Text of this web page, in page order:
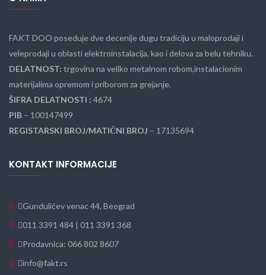
FAKT DOO poseduje dve decenije dugu tradiciju u maloprodaji i
veleprodaji u oblasti elektroinstalacija, kao i delova za belu tehniku.
DELATNOST: trgovina na veliko metalnom robom,instalacionim
materijalima opremom i priborom za grejanje.
ŠIFRA DELATNOSTI : 4674
PIB – 100147499
REGISTARSKI BROJ/MATIČNI BROJ – 17135694
KONTAKT INFORMACIJE
Gundulićev venac 44, Beograd
011 3391 484 | 011 3391 368
Prodavnica: 066 802 8607
info@fakt.rs